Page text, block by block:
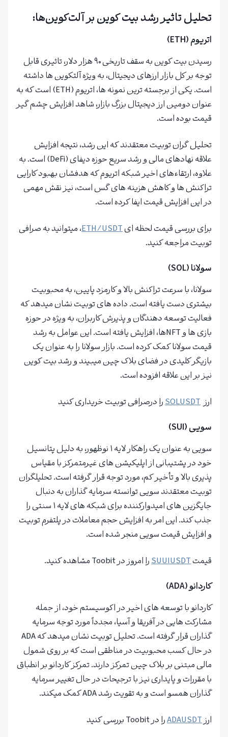
تحلیل تاثیر رشد بیت کوین بر آلت‌کوین‌ها:
اتریوم (ETH)
رسیدن بیت کوین به سقف تاریخی ۹۰ هزار دلار، تاثیری قابل
توجه بر کل بازار ارزهای دیجیتال، به ویژه آلتکوین ها داشته
است. یکی از برجسته ترین نمونه ها، اتریوم (ETH) است که به
عنوان دومین ارز دیجیتال بزرگ بازار، شاهد افزایش چشم گیر
قیمت بوده است.
تحلیل گران توبیت معتقدند که این رشد، نتیجه افزایش
علاقه نهادهای مالی و رشد سریع حوزه دیفای (DeFi) است. به
علاوه، ارتقاءهای اخیر شبکه اتریوم که هدفشان بهبود کارایی
تراکنش ها و کاهش هزینه های گس است، نیز نقش مهمی
در این افزایش قیمت ایفا کرده است.
برای بررسی قیمت لحظه ایETH/USDT، میتوانید به صرافی
توبیت مراجعه کنید.
سولانا (SOL)
سولانا، با سرعت تراکنش بالا و کارمزد پایین، به محبوبیت
بیشتری دست یافته است. داده های توبیت نشان میدهد که
فعالیت توسعه دهندگان و پذیرش کاربران، به ویژه در حوزه
بازی ها و NFTها، افزایش یافته است. این عوامل به رشد
قیمت سولانا کمک کرده است. بازار سولانا را به عنوان یک
بازیگر کلیدی در فضای بلاک چین میبیند و رشد بیت کوین
نیز بر این علاقه افزوده است.
ارزSOLUSDTرا درصرافی توبیت خریداری کنید
سویی (SUI)
سویی به عنوان یک راهکار لایه ۱ نوظهور، به دلیل پتانسیل
خود در پشتیبانی از اپلیکیشن های غیرمتمرکز با مقیاس
پذیری بالا و تأخیر کم، مورد توجه قرار گرفته است. تحلیلگران
توبیت معتقدند سویی توانسته سرمایه گذاران به دنبال
جایگزین های امیدوارکننده برای شبکه های لایه ۱ سنتی را
جذب کند. این امر به افزایش حجم معاملات در پلتفرم توبیت
و افزایش قیمت سویی منجر شده است.
قیمتSUUIUSDTرا امروز در Toobit مشاهده کنید.
کاردانو (ADA)
کاردانو با توسعه های اخیر در اکوسیستم خود، از جمله
مشارکت هایی در آفریقا و آسیا، مجدداً مورد توجه سرمایه
گذاران قرار گرفته است. تحلیل توبیت نشان میدهد که ADA
در حال کسب محبوبیت در مناطقی است که بر روی شمول
مالی مبتنی بر بلاک چین تمرکز دارند. تمرکز کاردانو بر انطباق
با مقررات و پایداری نیز با ترجیحات در حال تغییر سرمایه
گذاران همسو است و به تقویت رشد ADA کمک میکند.
ارزADAUSDTرا در Toobit بررسی کنید